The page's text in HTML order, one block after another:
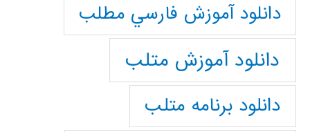
دانلود آموزش فارسي مطلب
دانلود آموزش متلب
دانلود برنامه متلب